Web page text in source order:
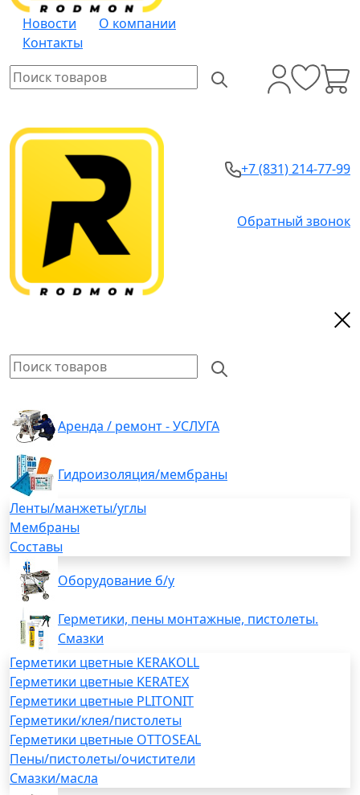
Новости
О компании
Контакты
+7 (831) 214-77-99
Обратный звонок
Аренда / ремонт - УСЛУГА
Гидроизоляция/мембраны
Ленты/манжеты/углы
Мембраны
Составы
Оборудование б/у
Герметики, пены монтажные, пистолеты.
Смазки
Герметики цветные KERAKOLL
Герметики цветные KERATEX
Герметики цветные PLITONIT
Герметики/клея/пистолеты
Герметики цветные OTTOSEAL
Пены/пистолеты/очистители
Смазки/масла